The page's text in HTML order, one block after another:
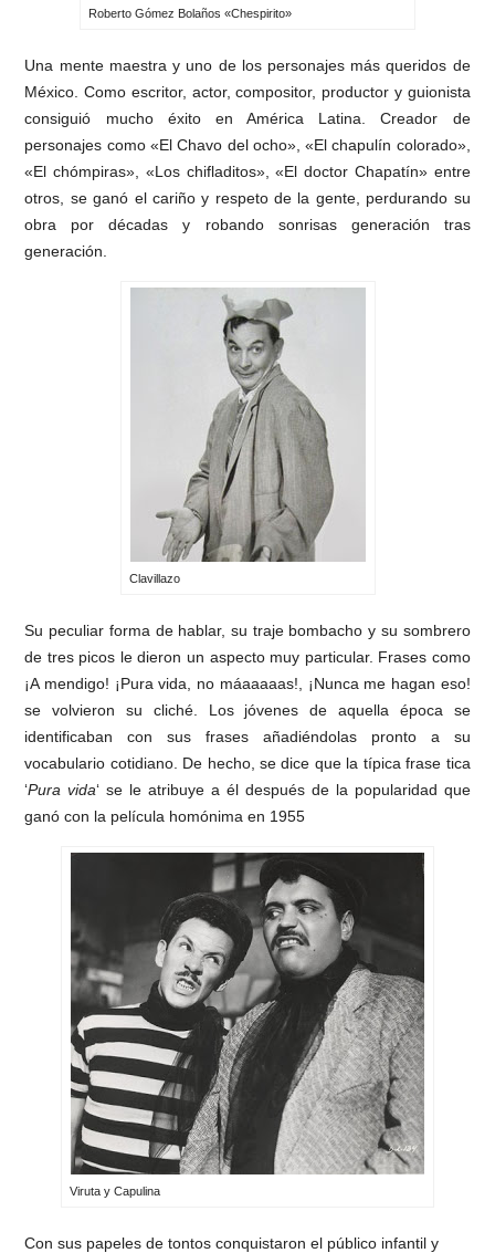
Roberto Gómez Bolaños «Chespirito»
Una mente maestra y uno de los personajes más queridos de
México. Como escritor, actor, compositor, productor y guionista
consiguió mucho éxito en América Latina. Creador de
personajes como «El Chavo del ocho», «El chapulín colorado»,
«El chómpiras», «Los chifladitos», «El doctor Chapatín» entre
otros, se ganó el cariño y respeto de la gente, perdurando su
obra por décadas y robando sonrisas generación tras
generación.
Clavillazo
Su peculiar forma de hablar, su traje bombacho y su sombrero
de tres picos le dieron un aspecto muy particular. Frases como
¡A mendigo! ¡Pura vida, no máaaaaas!, ¡Nunca me hagan eso!
se volvieron su cliché. Los jóvenes de aquella época se
identificaban con sus frases añadiéndolas pronto a su
vocabulario cotidiano. De hecho, se dice que la típica frase tica
‘Pura vida‘ se le atribuye a él después de la popularidad que
ganó con la película homónima en 1955
Viruta y Capulina
Con sus papeles de tontos conquistaron el público infantil y